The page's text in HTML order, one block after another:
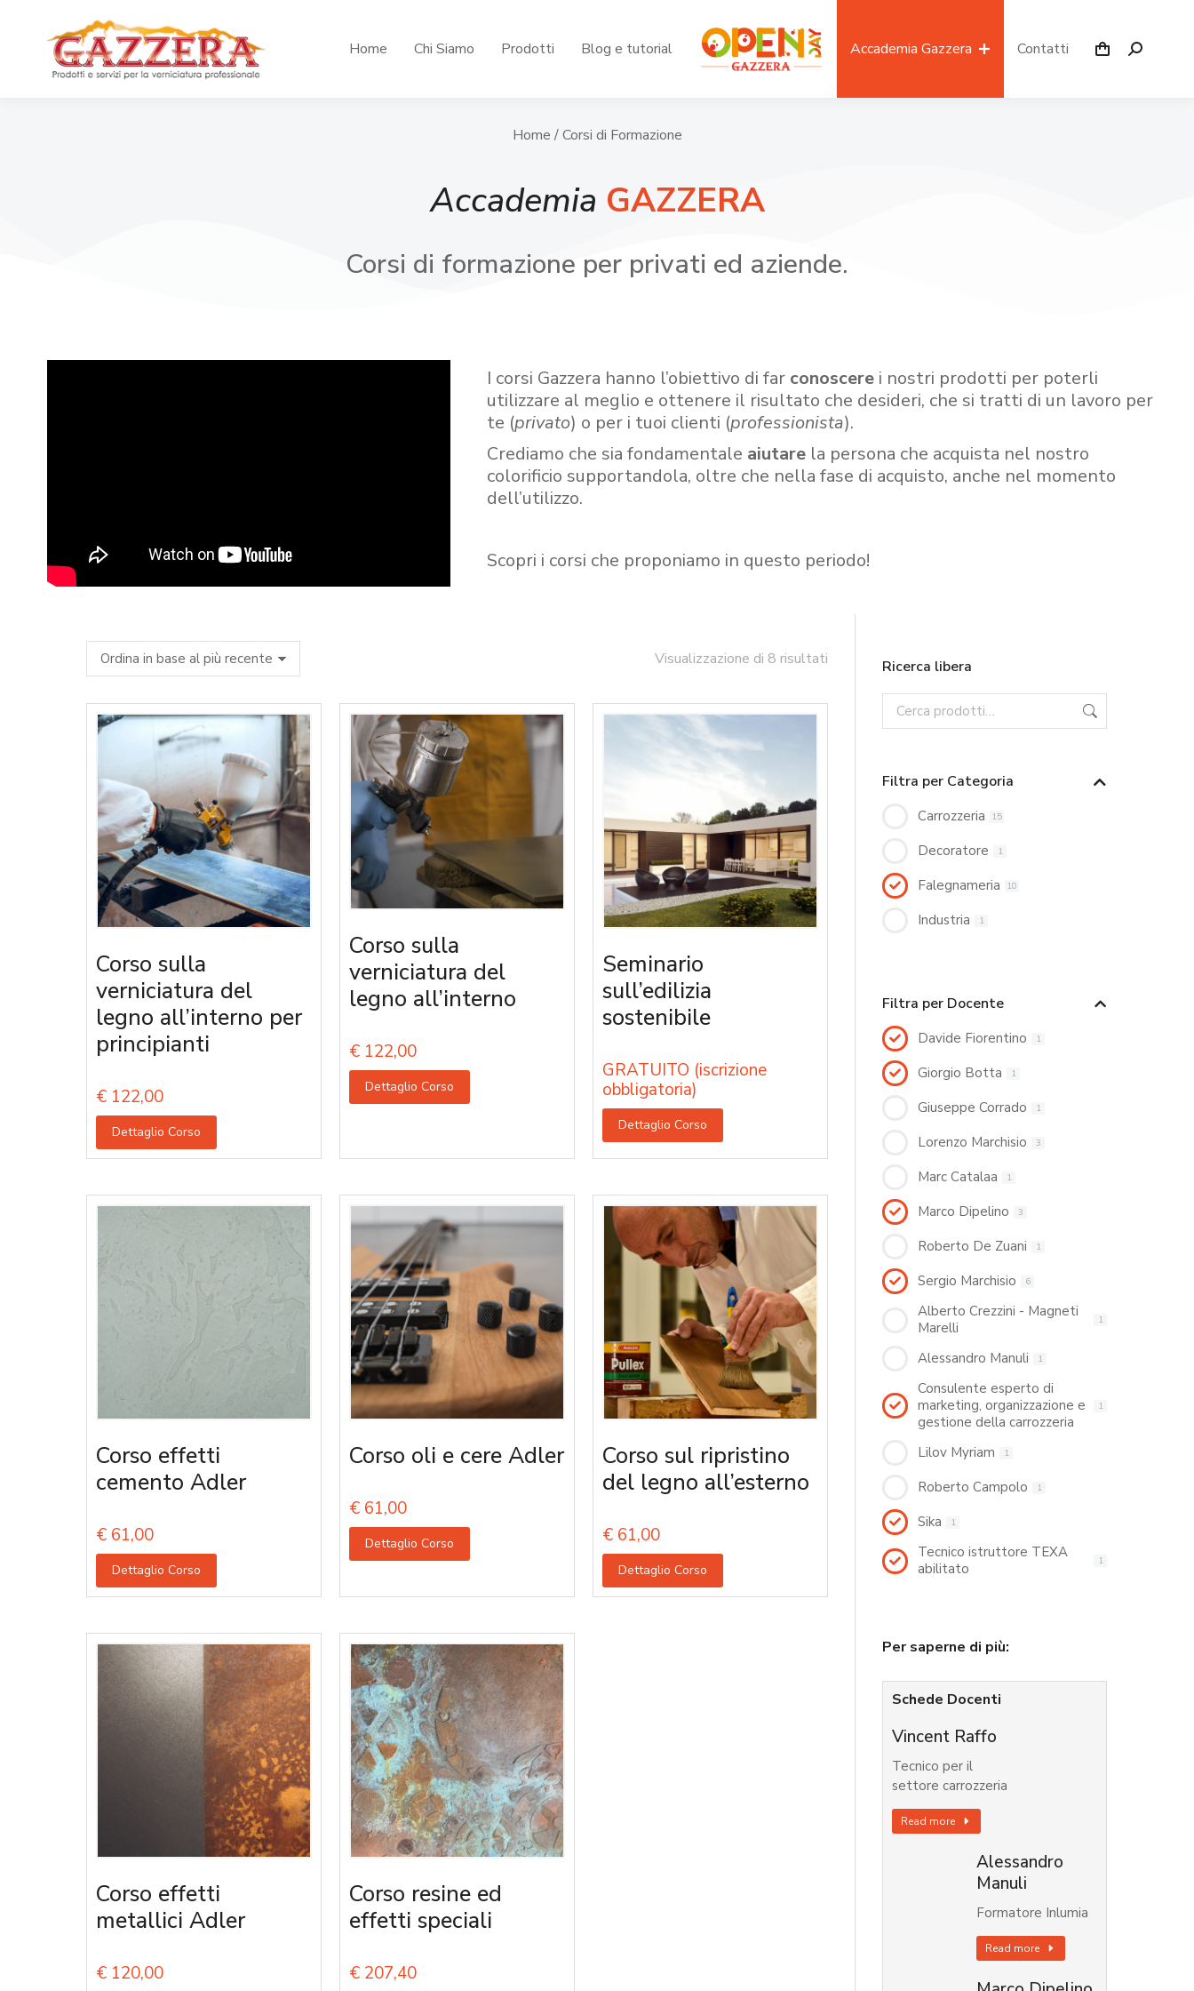
Home Chi Siamo Prodotti Blog e tutorial Accademia Gazzera Contatti
Home / Corsi di Formazione
Accademia GAZZERA
Corsi di formazione per privati ed aziende.
I corsi Gazzera hanno l’obiettivo di far conoscerei nostri prodotti per poterli
utilizzare al meglio e ottenere il risultato che desideri, che si tratti di un lavoro per
te (privato) o per i tuoi clienti (professionista).
Crediamo che sia fondamentale aiutare la persona che acquista nel nostro
colorificio supportandola, oltre che nella fase di acquisto, anche nel momento
dell’utilizzo.
Scopri i corsi che proponiamo in questo periodo!
Visualizzazione di 8 risultati
Corso sulla
verniciatura del
legno all’interno per
principianti
€ 122,00
Dettaglio Corso
Corso sulla
verniciatura del
legno all’interno
€ 122,00
Dettaglio Corso
Seminario
sull’edilizia
sostenibile
GRATUITO (iscrizione
obbligatoria)
Dettaglio Corso
Corso effetti
cemento Adler
€ 61,00
Dettaglio Corso
Corso oli e cere Adler
€ 61,00
Dettaglio Corso
Corso sul ripristino
del legno all’esterno
€ 61,00
Dettaglio Corso
Corso effetti
metallici Adler
€ 120,00
Corso resine ed
effetti speciali
€ 207,40
Ricerca libera
Filtra per Categoria
Carrozzeria 15
Decoratore 1
Falegnameria 10
Industria 1
Filtra per Docente
Davide Fiorentino 1
Giorgio Botta 1
Giuseppe Corrado 1
Lorenzo Marchisio 3
Marc Catalaa 1
Marco Dipelino 3
Roberto De Zuani 1
Sergio Marchisio 6
Alberto Crezzini - Magneti
Marelli
1
Alessandro Manuli 1
Consulente esperto di
marketing, organizzazione e
gestione della carrozzeria
1
Lilov Myriam 1
Roberto Campolo 1
Sika 1
Tecnico istruttore TEXA
abilitato
1
Per saperne di più:
Schede Docenti
Vincent Raffo
Tecnico per il
settore carrozzeria
Read more
Alessandro
Manuli
Formatore Inlumia
Read more